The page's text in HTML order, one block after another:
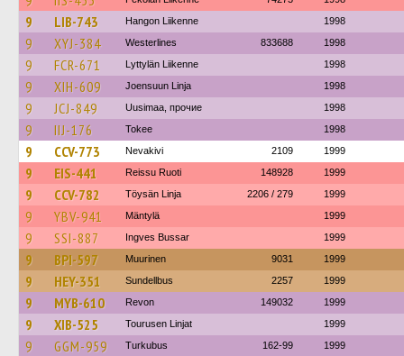
9 LIB-743 Hangon Liikenne 1998
9 XYJ-384 Westerlines 833688 1998
9 FCR-671 Lyttylän Liikenne 1998
9 XIH-609 Joensuun Linja 1998
9 JCJ-849 Uusimaa, прочие 1998
9 IIJ-176 Tokee 1998
9 CCV-773 Nevakivi 2109 1999
9 EIS-441 Reissu Ruoti 148928 1999
9 CCV-782 Töysän Linja 2206 / 279 1999
9 YBV-941 Mäntylä 1999
9 SSI-887 Ingves Bussar 1999
9 BPI-597 Muurinen 9031 1999
9 HEY-351 Sundellbus 2257 1999
9 MYB-610 Revon 149032 1999
9 XIB-525 Tourusen Linjat 1999
9 GGM-959 Turkubus 162-99 1999